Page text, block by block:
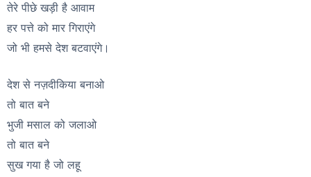
तेरे पीछे खड़ी है आवाम
हर पत्ते को मार गिराएंगे
जो भी हमसे देश बटवाएंगे।
देश से नज़दीकिया बनाओ
तो बात बने
भुजी मसाल को जलाओ
तो बात बने
सुख गया है जो लहू